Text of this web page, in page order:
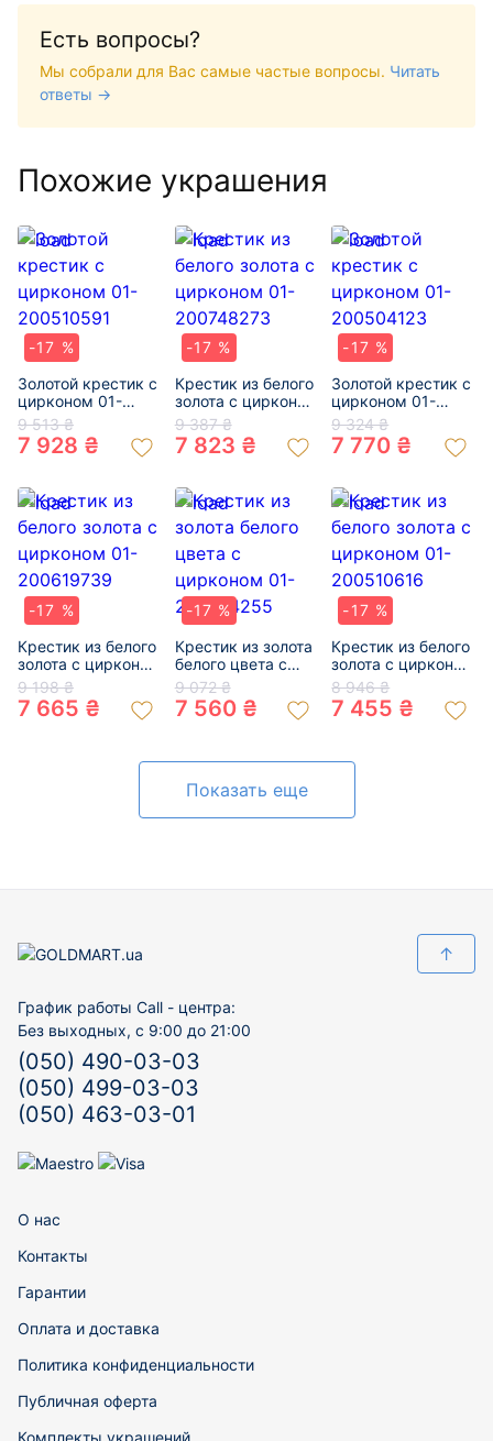
Есть вопросы?
Мы собрали для Вас самые частые вопросы. Читать
ответы →
Похожие украшения
-17 %
Золотой крестик с
цирконом 01-
200510591
9 513 ₴
7 928 ₴
-17 %
Крестик из белого
золота с цирконом
01-200748273
9 387 ₴
7 823 ₴
-17 %
Золотой крестик с
цирконом 01-
200504123
9 324 ₴
7 770 ₴
-17 %
Крестик из белого
золота с цирконом
01-200619739
9 198 ₴
7 665 ₴
-17 %
Крестик из золота
белого цвета с
цирконом 01-
200784255
9 072 ₴
7 560 ₴
-17 %
Крестик из белого
золота с цирконом
01-200510616
8 946 ₴
7 455 ₴
Показать еще
↑
График работы Call - центра:
Без выходных, с 9:00 до 21:00
(050) 490-03-03
(050) 499-03-03
(050) 463-03-01
О нас
Контакты
Гарантии
Оплата и доставка
Политика конфиденциальности
Публичная оферта
Комплекты украшений